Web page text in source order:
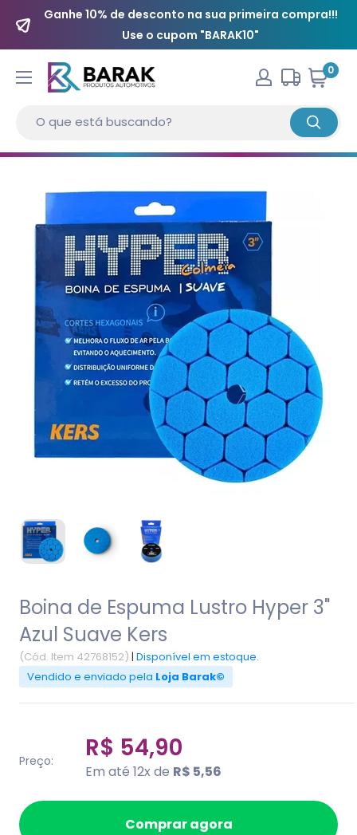
Ganhe 10% de desconto na sua primeira compra!!!
Use o cupom "BARAK10"
0
Boina de Espuma Lustro Hyper 3"
Azul Suave Kers
(Cód. Item 42768152) | Disponível em estoque.
Vendido e enviado pela Loja Barak©
Preço: R$ 54,90
Em até 12x de R$ 5,56
Comprar agora